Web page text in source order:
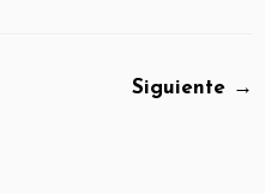
Siguiente →